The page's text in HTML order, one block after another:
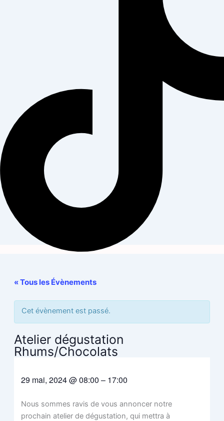
« Tous les Évènements
Cet évènement est passé.
Atelier dégustation
Rhums/Chocolats
29 mai, 2024@08:00– 17:00
Nous sommes ravis de vous annoncer notre
prochain atelier de dégustation, qui mettra à